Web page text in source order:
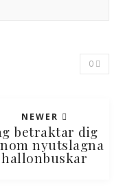
0
NEWER
betraktar dig
nyutslagna
hallonbuskar